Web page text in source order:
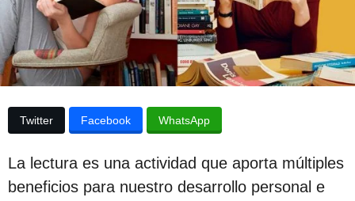
u
b
l
i
c
a
c
i
u
i
Twitter Facebook WhatsApp
La lectura es una actividad que aporta múltiples
beneficios para nuestro desarrollo personal e